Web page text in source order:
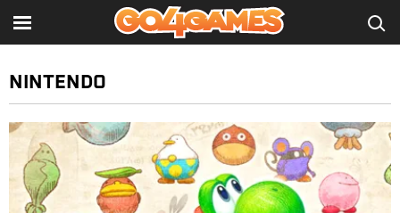
NINTENDO